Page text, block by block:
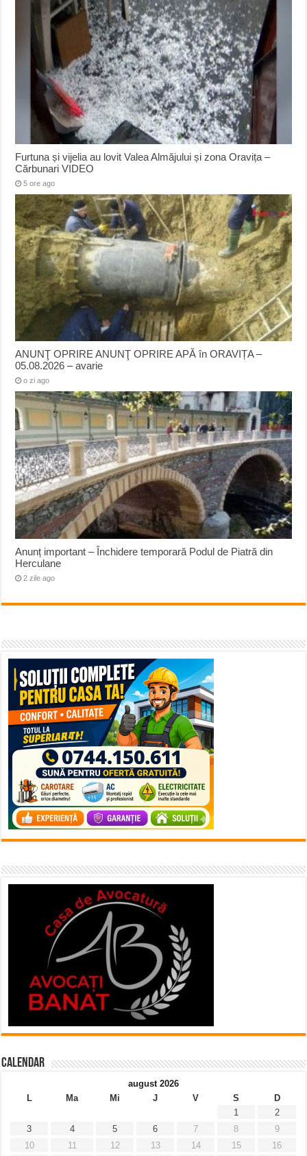
Furtuna și vijelia au lovit Valea Almăjului și zona Oravița –
Cărbunari VIDEO
5 ore ago
ANUNŢ OPRIRE ANUNŢ OPRIRE APĂ în ORAVIȚA –
05.08.2026 – avarie
o zi ago
Anunț important – Închidere temporară Podul de Piatră din
Herculane
2 zile ago
Calendar
august 2026
L
Ma Mi J V S
D
1
2
3
4 5 6 7 8
9
10
11 12 13 14 15
16